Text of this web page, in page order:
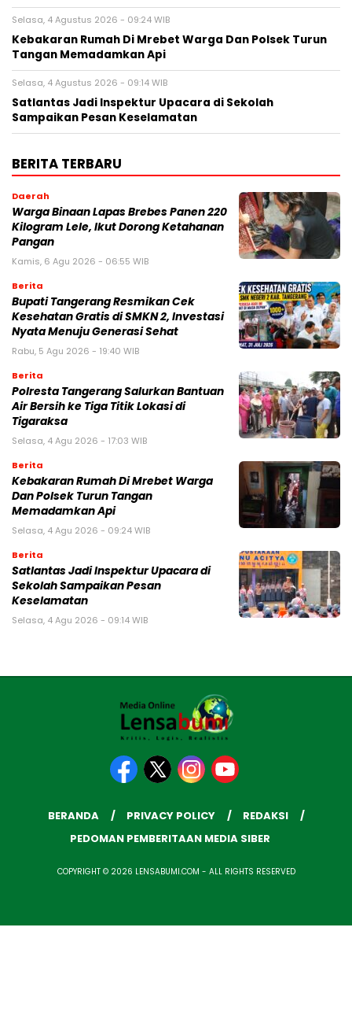
Selasa, 4 Agustus 2026 - 09:24 WIB
Kebakaran Rumah Di Mrebet Warga Dan Polsek Turun
Tangan Memadamkan Api
Selasa, 4 Agustus 2026 - 09:14 WIB
Satlantas Jadi Inspektur Upacara di Sekolah
Sampaikan Pesan Keselamatan
BERITA TERBARU
Daerah
Warga Binaan Lapas Brebes Panen 220
Kilogram Lele, Ikut Dorong Ketahanan
Pangan
Kamis, 6 Agu 2026 - 06:55 WIB
Berita
‎Bupati Tangerang Resmikan Cek
Kesehatan Gratis di SMKN 2, Investasi
Nyata Menuju Generasi Sehat
Rabu, 5 Agu 2026 - 19:40 WIB
Berita
Polresta Tangerang Salurkan Bantuan
Air Bersih ke Tiga Titik Lokasi di
Tigaraksa
Selasa, 4 Agu 2026 - 17:03 WIB
Berita
Kebakaran Rumah Di Mrebet Warga
Dan Polsek Turun Tangan
Memadamkan Api
Selasa, 4 Agu 2026 - 09:24 WIB
Berita
Satlantas Jadi Inspektur Upacara di
Sekolah Sampaikan Pesan
Keselamatan
Selasa, 4 Agu 2026 - 09:14 WIB
BERANDA PRIVACY POLICY
REDAKSI
PEDOMAN PEMBERITAAN MEDIA SIBER
COPYRIGHT © 2026 LENSABUMI.COM - ALL RIGHTS RESERVED